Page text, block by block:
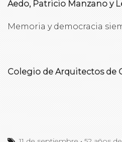
Aedo, Patricio Manzano y
Memoria y democracia
Colegio de Arquitectos de